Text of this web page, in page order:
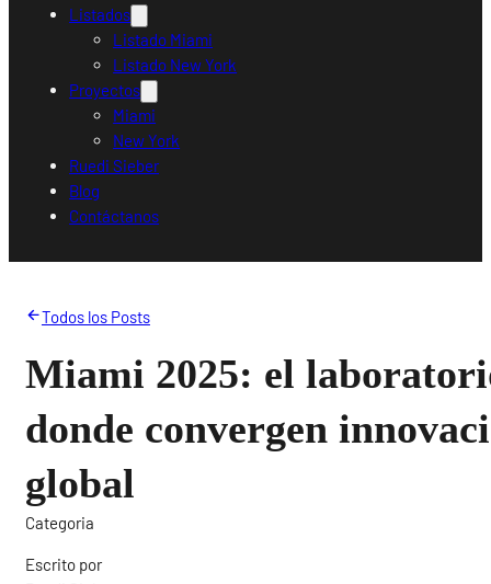
Listados
Listado Miami
Listado New York
Proyectos
Miami
New York
Ruedi Sieber
Blog
Contáctanos
Todos los Posts
Miami 2025: el
donde convergen
global
Categoria
Escrito por